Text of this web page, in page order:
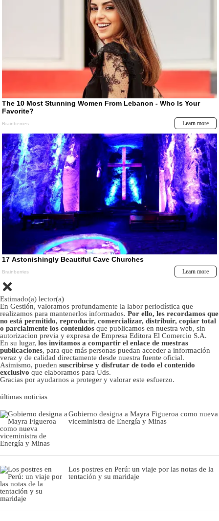
Estimado(a) lector(a)
En Gestión, valoramos profundamente la labor periodística que
realizamos para mantenerlos informados. Por ello, les recordamos que
no está permitido, reproducir, comercializar, distribuir, copiar total
o parcialmente los contenidos que publicamos en nuestra web, sin
autorizacion previa y expresa de Empresa Editora El Comercio S.A.
En su lugar, los invitamos a compartir el enlace de nuestras
publicaciones, para que más personas puedan acceder a información
veraz y de calidad directamente desde nuestra fuente oficial.
Asimismo, pueden suscribirse y disfrutar de todo el contenido
exclusivo que elaboramos para Uds.
Gracias por ayudarnos a proteger y valorar este esfuerzo.
últimas noticias
Gobierno designa a Mayra Figueroa como nueva
viceministra de Energía y Minas
Los postres en Perú: un viaje por las notas de la
tentación y su maridaje